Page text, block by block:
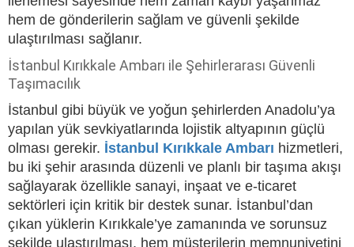
hem de gönderilerin sağlam ve güvenli şekilde
ulaştırılması sağlanır.
İstanbul Kırıkkale Ambarı ile Şehirlerarası Güvenli
Taşımacılık
İstanbul gibi büyük ve yoğun şehirlerden Anadolu’ya
yapılan yük sevkiyatlarında lojistik altyapının güçlü
olması gerekir. İstanbul Kırıkkale Ambarı hizmetleri,
bu iki şehir arasında düzenli ve planlı bir taşıma akışı
sağlayarak özellikle sanayi, inşaat ve e-ticaret
sektörleri için kritik bir destek sunar. İstanbul’dan
çıkan yüklerin Kırıkkale’ye zamanında ve sorunsuz
şekilde ulaştırılması, hem müşterilerin memnuniyetini